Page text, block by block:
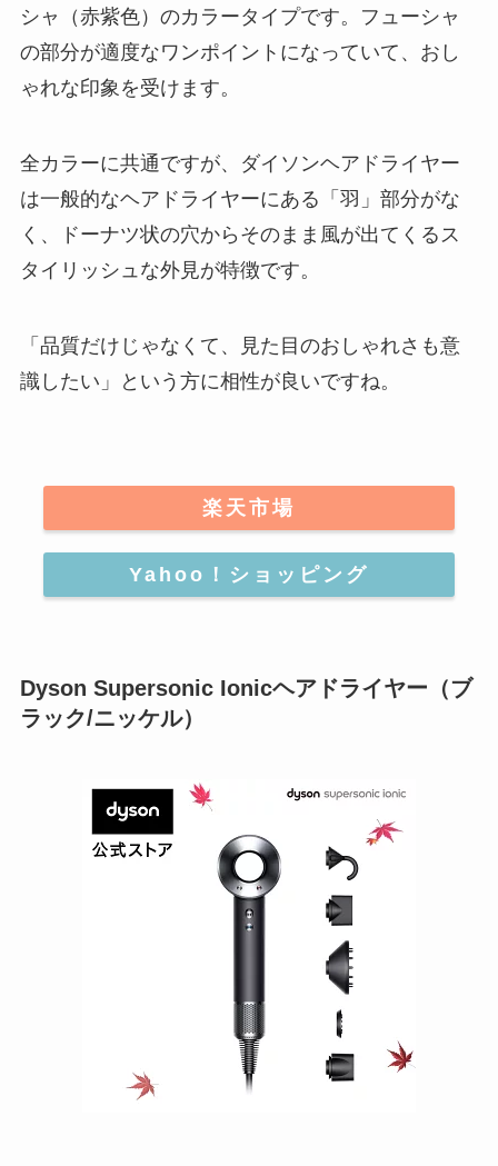
シャ（赤紫色）のカラータイプです。
フューシャ
の部分が適度なワンポイントになっていて、おし
ゃれな印象を受けます。
全カラーに共通ですが、ダイソンヘアドライヤー
は一般的なヘアドライヤーにある「羽」部分がな
く、ドーナツ状の穴からそのまま風が出てくるス
タイリッシュな外見が特徴です。
「品質だけじゃなくて、見た目のおしゃれさも意
識したい」という方に相性が良いですね。
楽天市場
Yahoo！ショッピング
Dyson Supersonic Ionicヘアドライヤー（ブ
ラック/ニッケル）